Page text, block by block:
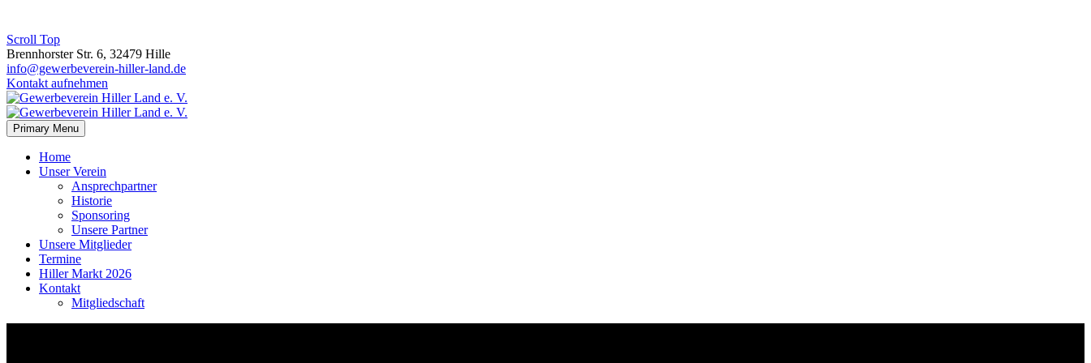
Scroll Top
Brennhorster Str. 6, 32479 Hille
info@gewerbeverein-hiller-land.de
Kontakt aufnehmen
Primary Menu
Home
Unser Verein
Ansprechpartner
Historie
Sponsoring
Unsere Partner
Unsere Mitglieder
Termine
Hiller Markt 2026
Kontakt
Mitgliedschaft